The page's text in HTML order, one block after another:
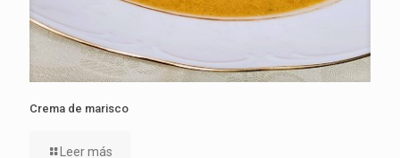
Crema de marisco
Leer más